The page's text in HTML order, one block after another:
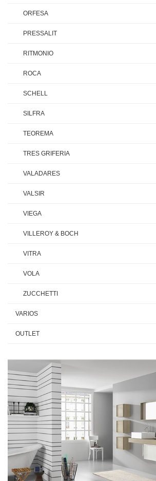
ORFESA
PRESSALIT
RITMONIO
ROCA
SCHELL
SILFRA
TEOREMA
TRES GRIFERIA
VALADARES
VALSIR
VIEGA
VILLEROY & BOCH
VITRA
VOLA
ZUCCHETTI
VARIOS
OUTLET